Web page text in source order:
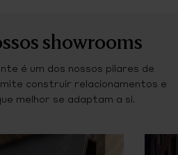
showrooms
é um dos nossos pilares de
construir relacionamentos e
melhor se adaptam a si.